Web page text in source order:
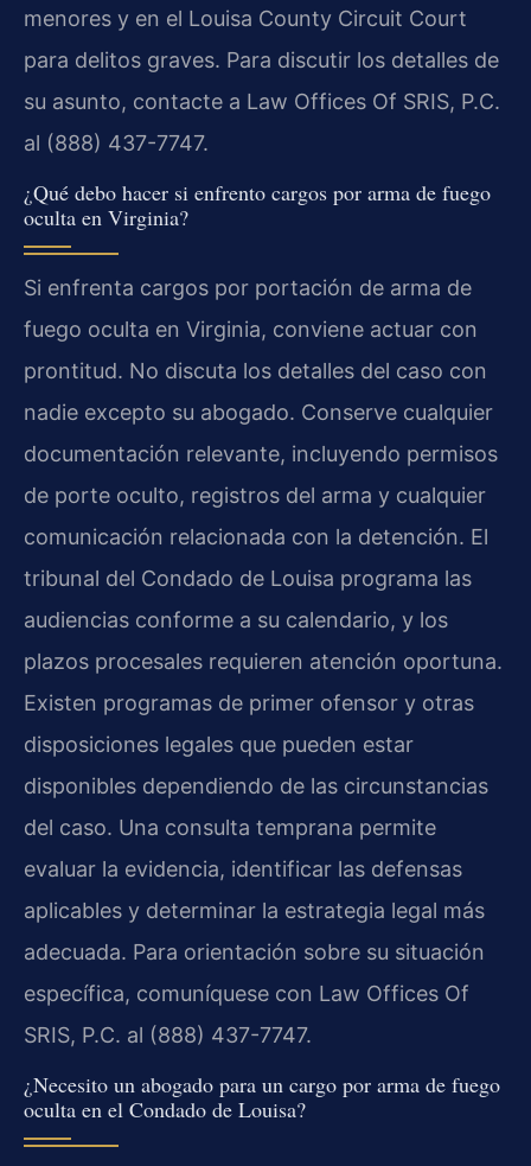
menores y en el Louisa County Circuit Court
para delitos graves. Para discutir los detalles de
su asunto, contacte a Law Offices Of SRIS, P.C.
al (888) 437-7747.
¿Qué debo hacer si enfrento cargos por arma de fuego
oculta en Virginia?
Si enfrenta cargos por portación de arma de
fuego oculta en Virginia, conviene actuar con
prontitud. No discuta los detalles del caso con
nadie excepto su abogado. Conserve cualquier
documentación relevante, incluyendo permisos
de porte oculto, registros del arma y cualquier
comunicación relacionada con la detención. El
tribunal del Condado de Louisa programa las
audiencias conforme a su calendario, y los
plazos procesales requieren atención oportuna.
Existen programas de primer ofensor y otras
disposiciones legales que pueden estar
disponibles dependiendo de las circunstancias
del caso. Una consulta temprana permite
evaluar la evidencia, identificar las defensas
aplicables y determinar la estrategia legal más
adecuada. Para orientación sobre su situación
específica, comuníquese con Law Offices Of
SRIS, P.C. al (888) 437-7747.
¿Necesito un abogado para un cargo por arma de fuego
oculta en el Condado de Louisa?